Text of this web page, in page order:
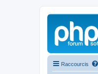
Raccourcis